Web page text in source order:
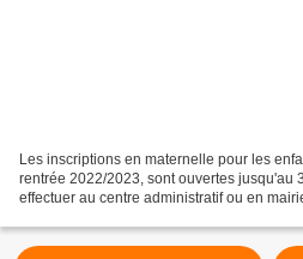
Les inscriptions en maternelle pour les
rentrée 2022/2023, sont ouvertes jusqu'au
effectuer au centre administratif ou en